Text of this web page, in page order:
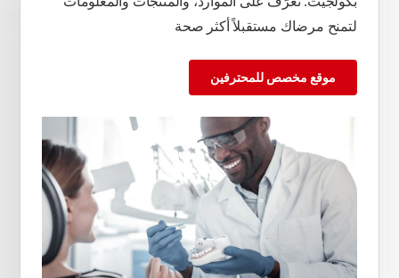
لتمنح مرضاك مستقبلاً أكثر صحة
موقع مخصص للمحترفين